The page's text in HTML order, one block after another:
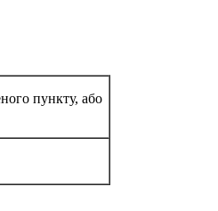
пункту, або